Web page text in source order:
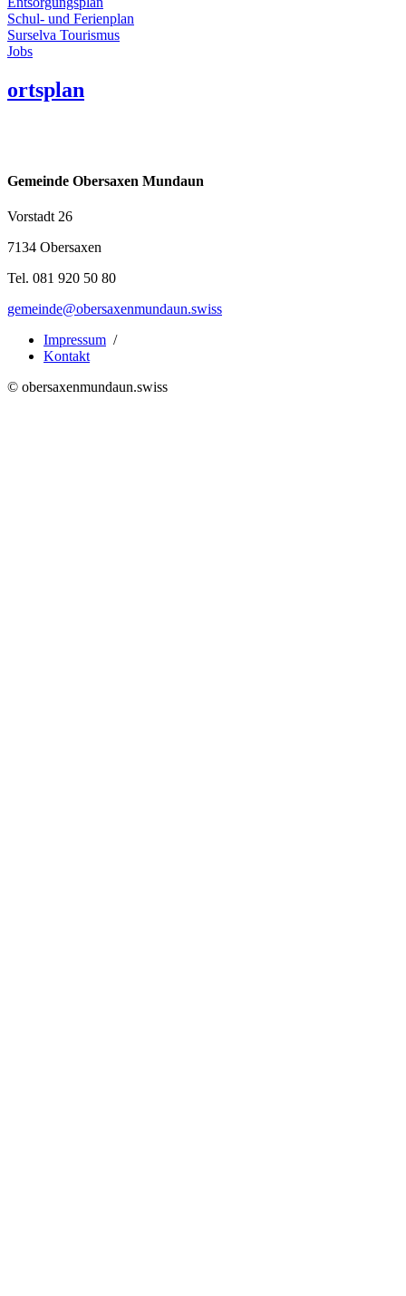
Schul- und Ferienplan
Surselva Tourismus
Jobs
ortsplan
Gemeinde Obersaxen Mundaun
Vorstadt 26
7134 Obersaxen
Tel. 081 920 50 80
gemeinde@obersaxenmundaun.swiss
Impressum /
Kontakt
© obersaxenmundaun.swiss